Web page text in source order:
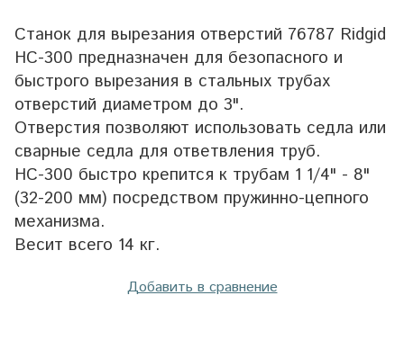
Станок для вырезания отверстий 76787 Ridgid
HC-300 предназначен для безопасного и
быстрого вырезания в стальных трубах
отверстий диаметром до 3".
Отверстия позволяют использовать седла или
сварные седла для ответвления труб.
HC-300 быстро крепится к трубам 1 1/4" - 8"
(32-200 мм) посредством пружинно-цепного
механизма.
Весит всего 14 кг.
Добавить в сравнение